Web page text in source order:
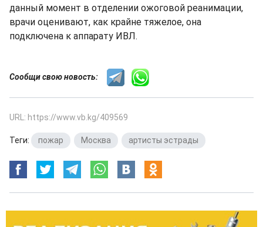
данный момент в отделении ожоговой реанимации,
врачи оценивают, как крайне тяжелое, она
подключена к аппарату ИВЛ.
Сообщи свою новость:
URL: https://www.vb.kg/409569
Теги: пожар Москва артисты эстрады